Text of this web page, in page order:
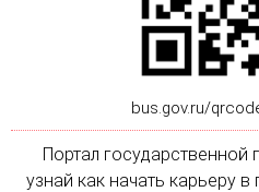
bus.gov.ru/
Портал
узнай как начать карьеру